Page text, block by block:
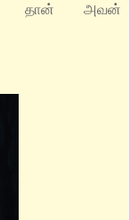
தான் அவன்